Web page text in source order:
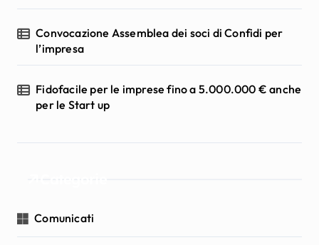
Convocazione Assemblea dei soci di Confidi per
l’impresa
Fidofacile per le imprese fino a 5.000.000 € anche
per le Start up
Comunicati